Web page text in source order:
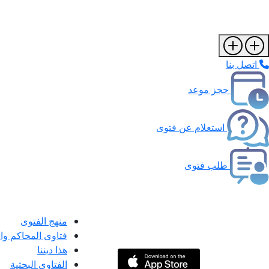
اتصل بنا
حجز موعد
استعلام عن فتوى
طلب فتوى
منهج الفتوى
فتاوى المحاكم
هذا ديننا
الفتاوى البحثية